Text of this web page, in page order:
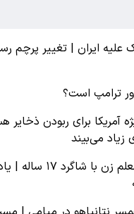
علیه ایران | تغییر پرچم
ترامپ است؟
آمریکا برای ربودن
زیاد می‌بیند
رسوایی جنسی معلم زن با